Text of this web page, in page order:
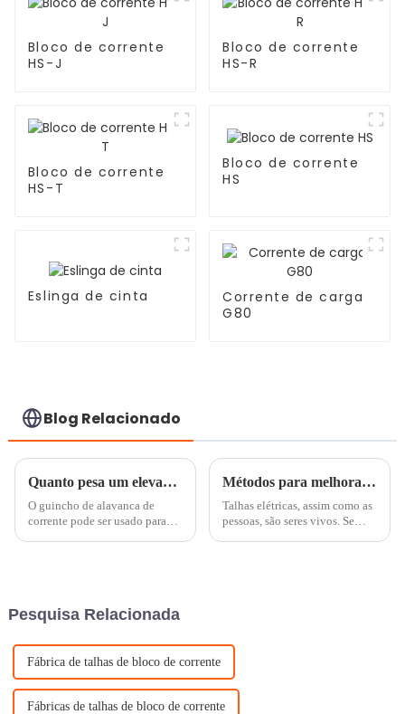
Bloco de corrente
HS-J
Bloco de corrente
HS-R
Bloco de corrente
HS-T
Bloco de corrente
HS
Eslinga de cinta
Corrente de carga
G80
Blog Relacionado
Quanto pesa um elevador de alavanca de 3 toneladas
O guincho de alavanca de
corrente pode ser usado para
um guincho de alavanca de 3
Métodos para melhorar a vida útil de talhas elétricas
Talhas elétricas, assim como as
pessoas, são seres vivos. Se
Pesquisa Relacionada
Fábrica de talhas de bloco de corrente
Fábricas de talhas de bloco de corrente